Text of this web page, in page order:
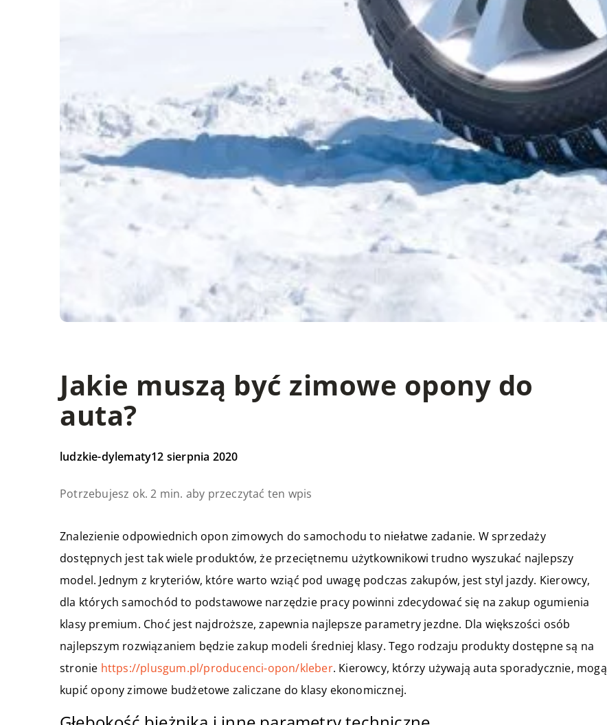
Jakie muszą być zimowe opony do
auta?
ludzkie-dylematy12 sierpnia 2020
Potrzebujesz ok. 2 min. aby przeczytać ten wpis
Znalezienie odpowiednich opon zimowych do samochodu to niełatwe zadanie. W sprzedaży
dostępnych jest tak wiele produktów, że przeciętnemu użytkownikowi trudno wyszukać najlepszy
model. Jednym z kryteriów, które warto wziąć pod uwagę podczas zakupów, jest styl jazdy. Kierowcy,
dla których samochód to podstawowe narzędzie pracy powinni zdecydować się na zakup ogumienia
klasy premium. Choć jest najdroższe, zapewnia najlepsze parametry jezdne. Dla większości osób
najlepszym rozwiązaniem będzie zakup modeli średniej klasy. Tego rodzaju produkty dostępne są na
stronie https://plusgum.pl/producenci-opon/kleber. Kierowcy, którzy używają auta sporadycznie, mogą
kupić opony zimowe budżetowe zaliczane do klasy ekonomicznej.